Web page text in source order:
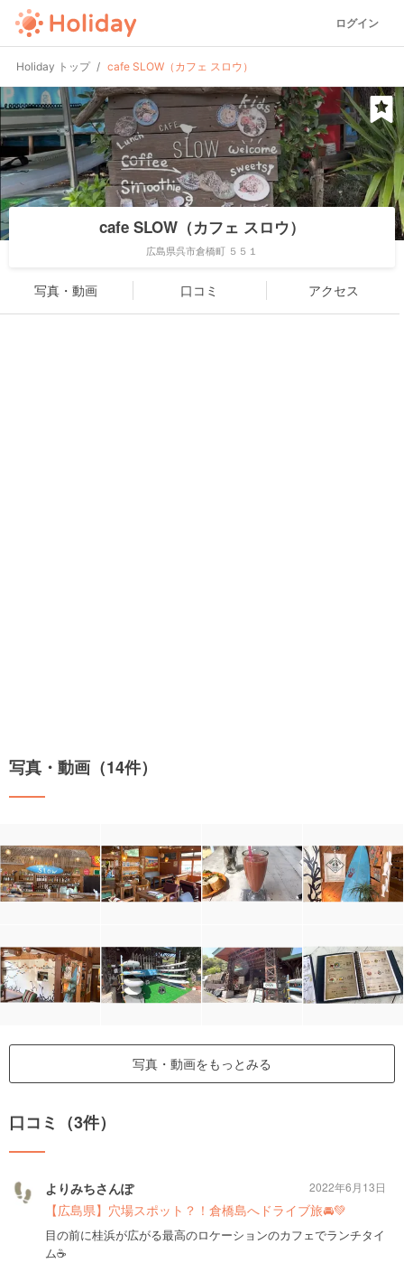
ログイン
Holiday トップ cafe SLOW（カフェ スロウ）
cafe SLOW（カフェ スロウ）
広島県呉市倉橋町 ５５１
写真・動画 口コミ アクセス
写真・動画（14件）
写真・動画をもっとみる
口コミ（3件）
よりみちさんぽ
【広島県】穴場スポット？！倉橋島へドライブ旅🚘💚
目の前に桂浜が広がる最高のロケーションのカフェでランチタイ
ム☕️
2022年6月13日